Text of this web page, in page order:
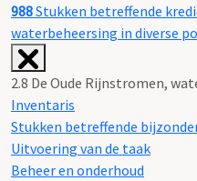
988Stukken betreffende
waterbeheersing in diverse
2.8 De Oude Rijnstromen,
Inventaris
Stukken betreffende
Uitvoering van de taak
Beheer en onderhoud